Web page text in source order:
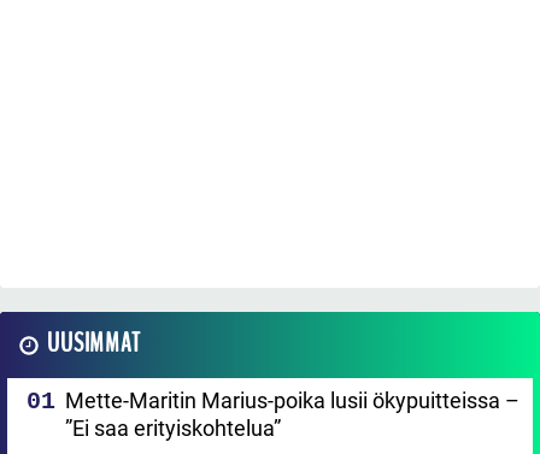
UUSIMMAT
Mette-Maritin Marius-poika lusii ökypuitteissa –
”Ei saa erityiskohtelua”